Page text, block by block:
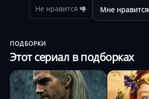
Мне нравится
Не нравится
ПОДБОРКИ
Этот сериал в подборках